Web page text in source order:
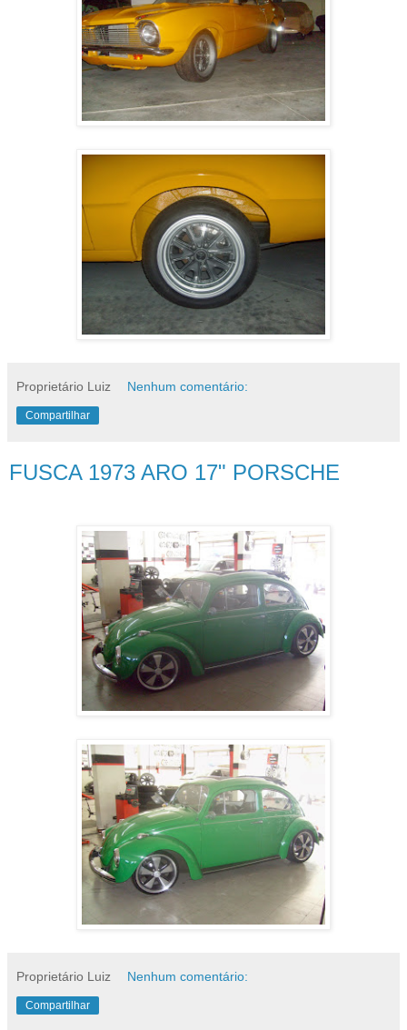
Proprietário Luiz Nenhum comentário:
Compartilhar
FUSCA 1973 ARO 17" PORSCHE
Proprietário Luiz Nenhum comentário:
Compartilhar